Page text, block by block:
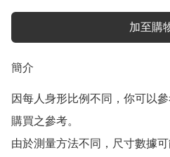
加至購
簡介
因每人身形比例不同，你可以
購買之參考。
由於測量方法不同，尺寸數據可